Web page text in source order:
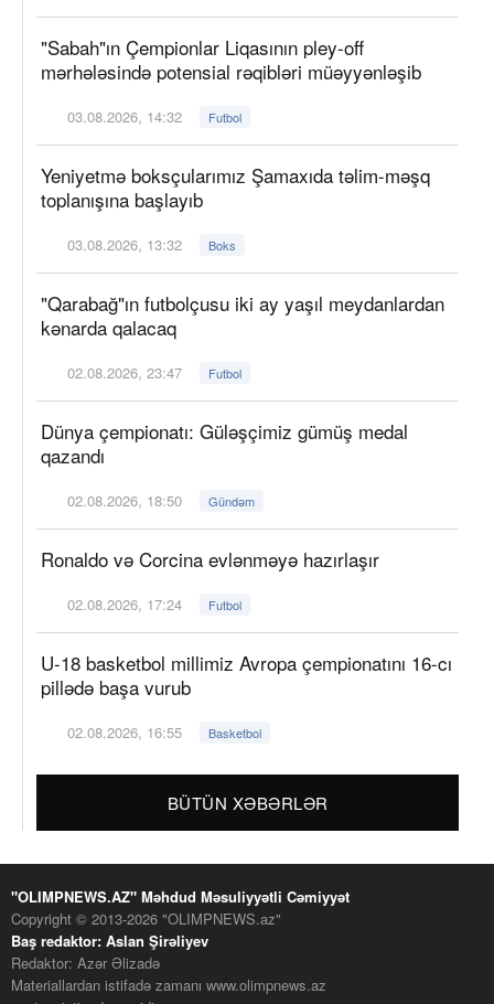
"Sabah"ın Çempionlar Liqasının pley-off
mərhələsində potensial rəqibləri müəyyənləşib
03.08.2026, 14:32 Futbol
Yeniyetmə boksçularımız Şamaxıda təlim-məşq
toplanışına başlayıb
03.08.2026, 13:32 Boks
"Qarabağ"ın futbolçusu iki ay yaşıl meydanlardan
kənarda qalacaq
02.08.2026, 23:47 Futbol
Dünya çempionatı: Güləşçimiz gümüş medal
qazandı
02.08.2026, 18:50 Gündəm
Ronaldo və Corcina evlənməyə hazırlaşır
02.08.2026, 17:24 Futbol
U-18 basketbol millimiz Avropa çempionatını 16-cı
pillədə başa vurub
02.08.2026, 16:55 Basketbol
BÜTÜN XƏBƏRLƏR
"OLIMPNEWS.AZ" Məhdud Məsuliyyətli Cəmiyyət
Copyright © 2013-2026 "OLIMPNEWS.az"
Baş redaktor: Aslan Şirəliyev
Redaktor: Azər Əlizadə
Materiallardan istifadə zamanı www.olimpnews.az